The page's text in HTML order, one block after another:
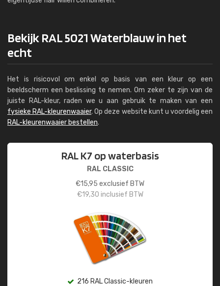
Bekijk RAL 5021 Waterblauw in het
echt
Het is risicovol om enkel op basis van een kleur op een
beeldscherm een beslissing te nemen. Om zeker te zijn van de
juiste RAL-kleur, raden we u aan gebruik te maken van een
fysieke RAL-kleurenwaaier. Op deze website kunt u voordelig een
RAL-kleurenwaaier bestellen.
RAL K7 op waterbasis
RAL CLASSIC
€15,95 exclusief BTW
€19,30 inclusief BTW
216 RAL Classic-kleuren